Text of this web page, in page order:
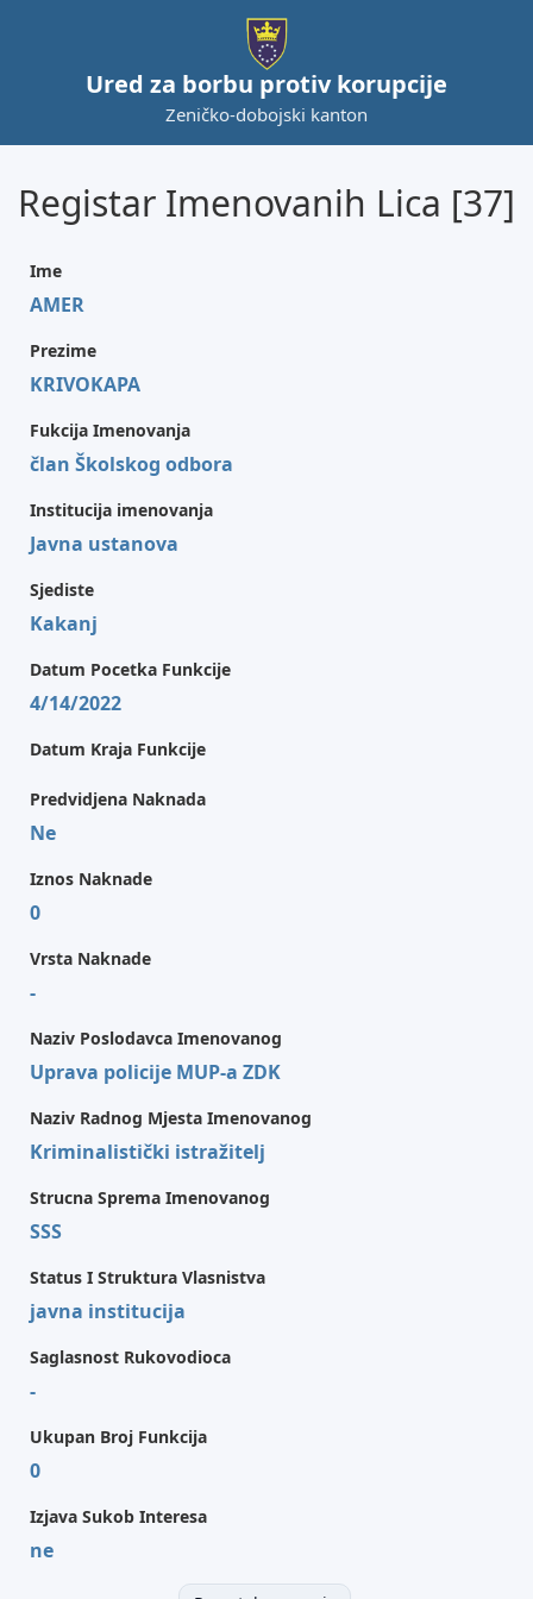
Ured za borbu protiv korupcije
Zeničko-dobojski kanton
Registar Imenovanih Lica [37]
Ime
AMER
Prezime
KRIVOKAPA
Fukcija Imenovanja
član Školskog odbora
Institucija imenovanja
Javna ustanova
Sjediste
Kakanj
Datum Pocetka Funkcije
4/14/2022
Datum Kraja Funkcije
Predvidjena Naknada
Ne
Iznos Naknade
0
Vrsta Naknade
-
Naziv Poslodavca Imenovanog
Uprava policije MUP-a ZDK
Naziv Radnog Mjesta Imenovanog
Kriminalistički istražitelj
Strucna Sprema Imenovanog
SSS
Status I Struktura Vlasnistva
javna institucija
Saglasnost Rukovodioca
-
Ukupan Broj Funkcija
0
Izjava Sukob Interesa
ne